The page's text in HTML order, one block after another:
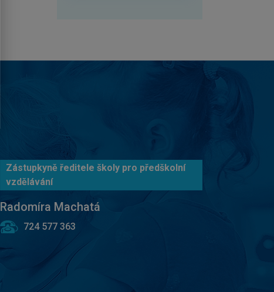
Zástupkyně ředitele školy pro předškolní
vzdělávání
Radomíra Machatá
724 577 363